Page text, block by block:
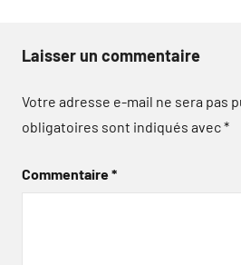
Laisser un commentaire
Votre adresse e-mail ne sera pas
obligatoires sont indiqués avec*
Commentaire*